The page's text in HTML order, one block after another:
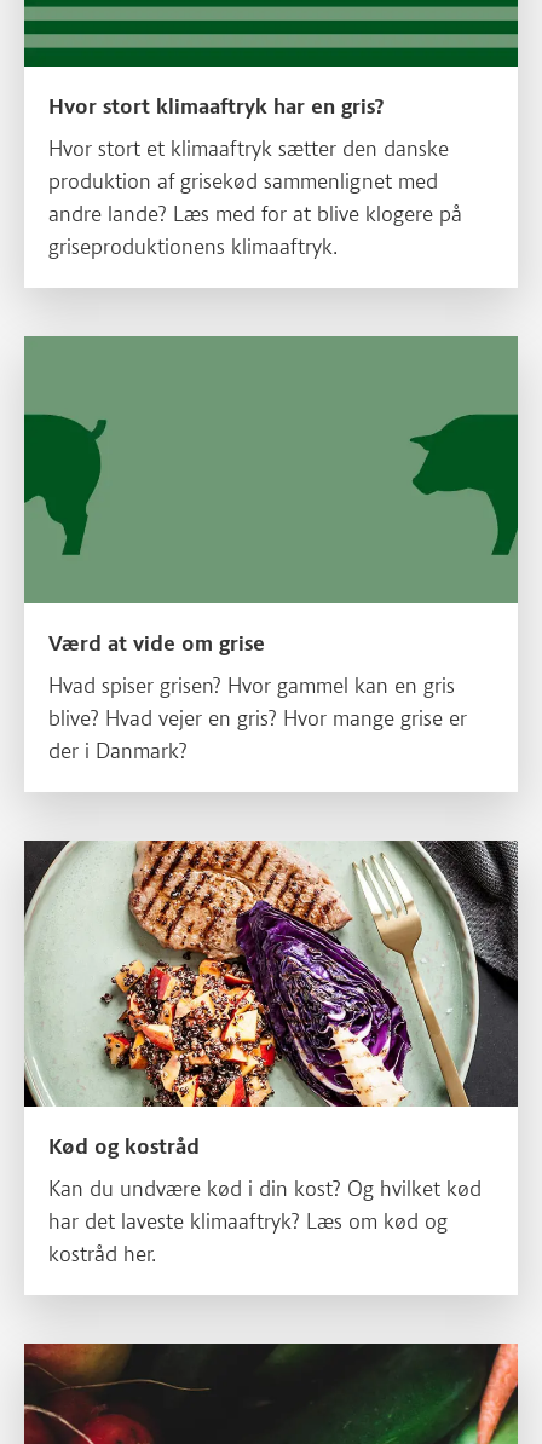
Hvor stort klimaaftryk har en gris?
Hvor stort et klimaaftryk sætter den danske
produktion af grisekød sammenlignet med
andre lande? Læs med for at blive klogere på
griseproduktionens klimaaftryk.
Værd at vide om grise
Hvad spiser grisen? Hvor gammel kan en gris
blive? Hvad vejer en gris? Hvor mange grise er
der i Danmark?
Læs mere om Kød og kostråd
Kød og kostråd
Kan du undvære kød i din kost? Og hvilket kød
har det laveste klimaaftryk? Læs om kød og
kostråd her.
Læs mere om Hvordan gør du din madlavning mere